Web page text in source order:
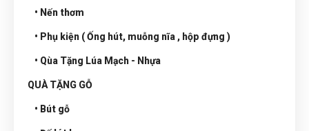
• Nến thơm
• Phụ kiện ( Ống hút, muỗng nĩa , hộp đựng )
• Qùa Tặng Lúa Mạch - Nhựa
QUÀ TẶNG GỖ
• Bút gỗ